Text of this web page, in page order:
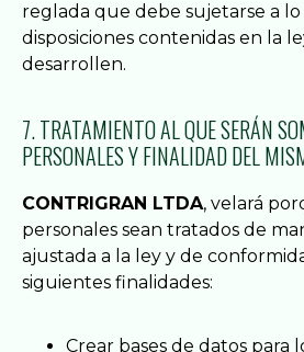
reglada que debe sujetarse a
disposiciones contenidas en la
desarrollen.
7. TRATAMIENTO AL QUE SERÁN
PERSONALES Y FINALIDAD DEL
CONTRIGRAN LTDA, velará
personales sean tratados de
ajustada a la ley y de
siguientes finalidades:
Crear bases de datos para